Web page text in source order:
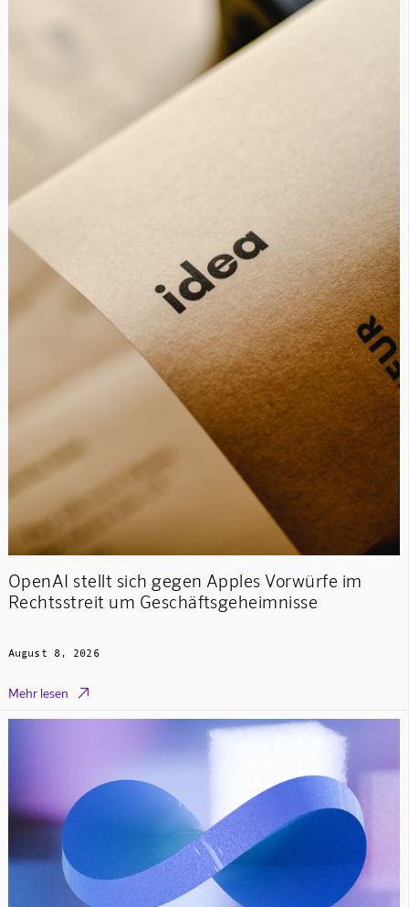
OpenAI stellt sich gegen Apples Vorwürfe im
Rechtsstreit um Geschäftsgeheimnisse
August 8, 2026
Mehr lesen 